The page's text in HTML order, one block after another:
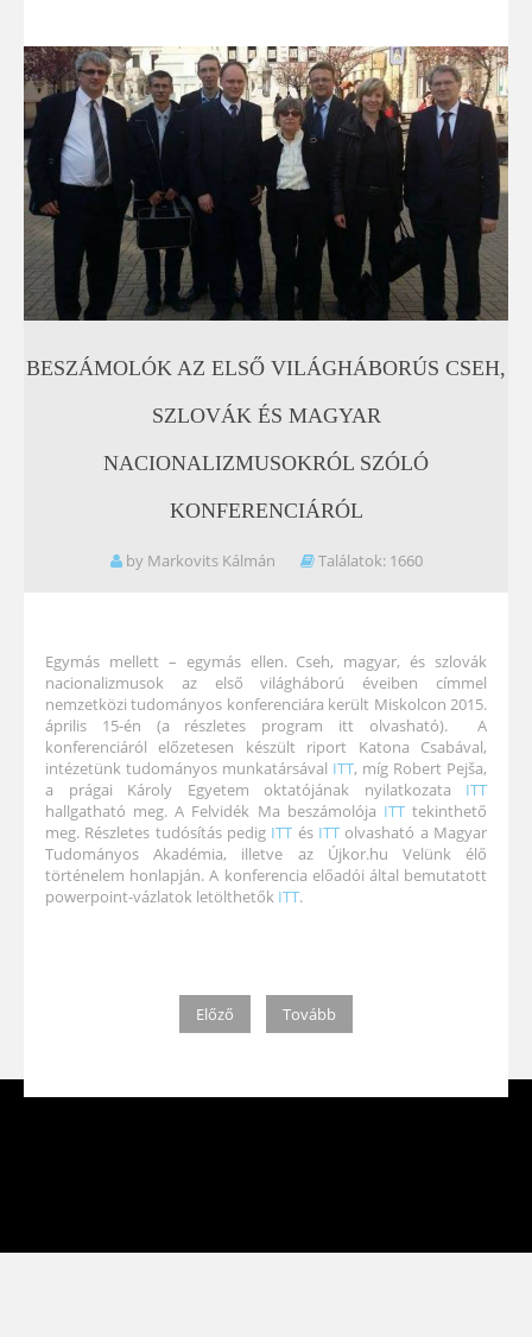
BESZÁMOLÓK AZ ELSŐ VILÁGHÁBORÚS CSEH,
SZLOVÁK ÉS MAGYAR
NACIONALIZMUSOKRÓL SZÓLÓ
KONFERENCIÁRÓL
by Markovits Kálmán Találatok: 1660
Egymás mellett – egymás ellen. Cseh, magyar, és szlovák
nacionalizmusok az első világháború éveiben címmel
nemzetközi tudományos konferenciára került Miskolcon 2015.
április 15-én (a részletes program itt olvasható). A
konferenciáról előzetesen készült riport Katona Csabával,
intézetünk tudományos munkatársával ITT, míg Robert Pejša,
a prágai Károly Egyetem oktatójának nyilatkozata ITT
hallgatható meg. A Felvidék Ma beszámolója ITTtekinthető
meg. Részletes tudósítás pedig ITT és ITT olvasható a Magyar
Tudományos Akadémia, illetve az Újkor.hu Velünk élő
történelem honlapján. A konferencia előadói által bemutatott
powerpoint-vázlatok letölthetők ITT.
Előző Tovább